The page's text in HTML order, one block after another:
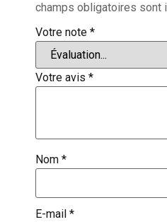
champs obligatoires sont
Votre note *
Votre avis *
Nom *
E-mail *